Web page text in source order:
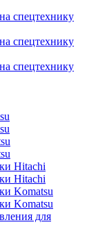
спецтехнику
спецтехнику
спецтехнику
Hitachi
Hitachi
Komatsu
Komatsu
для